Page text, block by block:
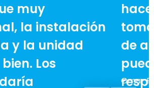
muy
la instalación
y la unidad
Los
de
Omar F.